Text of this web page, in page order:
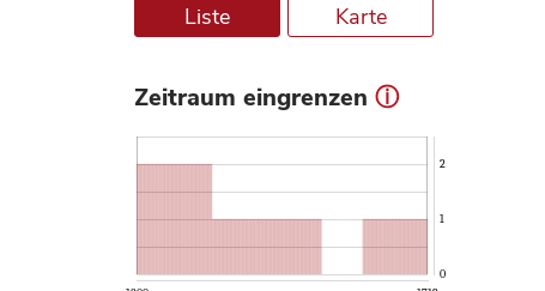
Liste Karte
Zeitraum eingrenzen ⓘ
0
1
2